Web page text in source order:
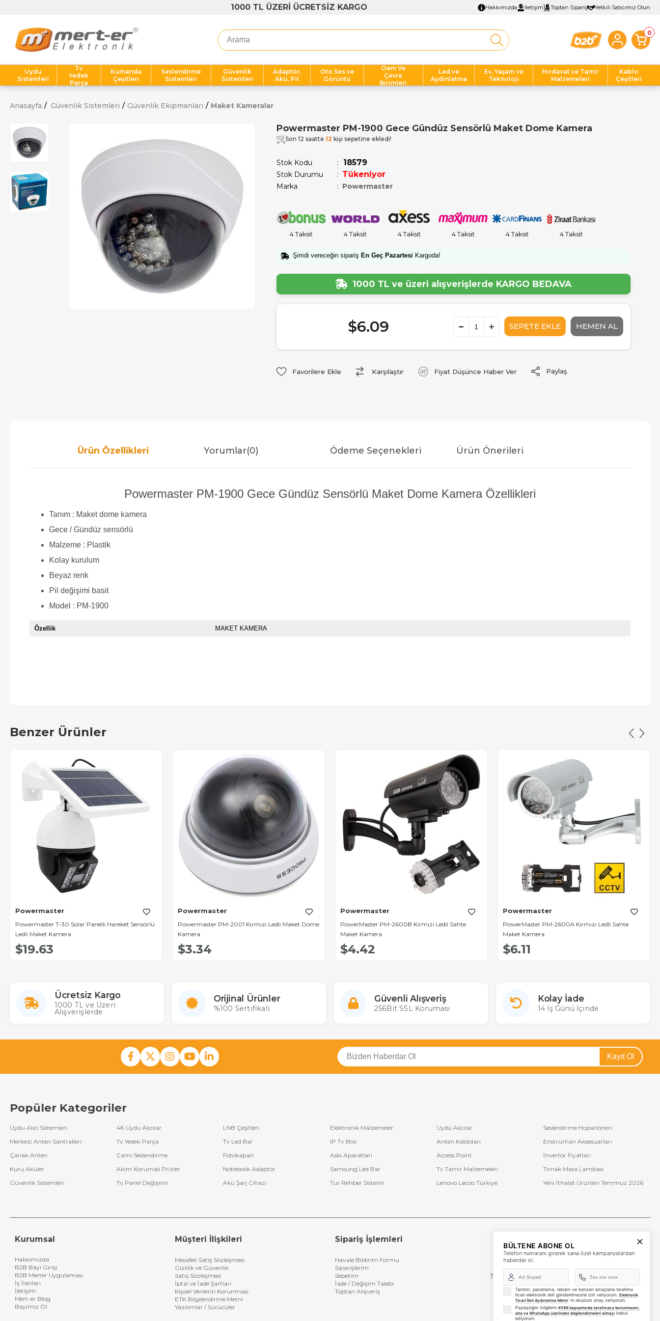
1000 TL ÜZERİ ÜCRETSİZ KARGO Hakkımızda İletişim Toptan Sipariş Yetkili Satıcımız Olun
0
Uydu
Sistemleri
Tv
Yedek
Parça
Kumanda
Çeşitleri
Seslendirme
Sistemleri
Güvenlik
Sistemleri
Adaptör,
Akü, Pil
Oto Ses ve
Görüntü
Oem Ve
Çevre
Birimleri
Led ve
Aydınlatma
Ev, Yaşam ve
Teknoloji
Hırdavat ve Tamir
Malzemeleri
Kablo
Çeşitleri
Anasayfa Güvenlik Sistemleri Güvenlik Ekipmanları Maket Kameralar
Powermaster PM-1900 Gece Gündüz Sensörlü Maket Dome Kamera
Son 12 saatte 12 kişi sepetine ekledi!
Stok Kodu 18579
Stok Durumu : Tükeniyor
Marka : Powermaster
4 Taksit 4 Taksit 4 Taksit 4 Taksit 4 Taksit 4 Taksit
Şimdi vereceğin sipariş En Geç Pazartesi Kargoda!
1000 TL ve üzeri alışverişlerde KARGO BEDAVA
$6.09
Favorilere Ekle Karşılaştır Fiyat Düşünce Haber Ver Paylaş
Ürün Özellikleri Yorumlar(0) Ödeme Seçenekleri Ürün Önerileri
Powermaster PM-1900 Gece Gündüz Sensörlü Maket Dome Kamera Özellikleri
Tanım : Maket dome kamera
Gece / Gündüz sensörlü
Malzeme : Plastik
Kolay kurulum
Beyaz renk
Pil değişimi basit
Model : PM-1900
Özellik MAKET KAMERA
Benzer Ürünler
Powermaster
Powermaster T-30 Solar Panelli Hareket Sensörlü
Ledli Maket Kamera
$19.63
Powermaster
Powermaster PM-2001 Kırmızı Ledli Maket Dome
Kamera
$3.34
Powermaster
PowerMaster PM-2600B Kırmızı Ledli Sahte
Maket Kamera
$4.42
Powermaster
PowerMaster PM-2600A Kırmızı Ledli Sahte
Maket Kamera
$6.11
Ücretsiz Kargo
1000 TL ve Üzeri
Alışverişlerde
Orijinal Ürünler
%100 Sertifikalı
Güvenli Alışveriş
256Bit SSL Koruması
Kolay İade
14 İş Günü İçinde
Kayıt Ol
Popüler Kategoriler
Uydu Alıcı Sistemleri 4K Uydu Alıcılar LNB Çeşitleri Elektronik Malzemeler Uydu Alıcılar
Seslendirme Hoparlörleri
Merkezi Anten Santralleri
Tv Yedek Parça Tv Led Bar IP Tv Box Anten Kabloları
Enstrüman Aksesuarları
Çanak Anten
Cami Seslendirme Fotokapan Askı Aparatları Access Point
İnvertör Fiyatları
Kuru Aküler
Akım Korumalı Prizler Notebook Adaptör Samsung Led Bar Tv Tamir Malzemeleri
Tırnak Masa Lambası
Güvenlik Sistemleri
Tv Panel Değişimi Akü Şarj Cihazı Tur Rehber Sistemi Lenovo Lecoo Türkiye Yeni İthalat Ürünleri Temmuz 2026
Kurumsal
Hakkımızda
B2B Bayi Girişi
B2B Merter Uygulaması
İş İlanları
İletişim
Mert-er Blog
Bayimiz Ol
Müşteri İlişkileri
Mesafeli Satış Sözleşmesi
Gizlilik ve Güvenlik
Satış Sözleşmesi
İptal ve İade Şartları
Kişisel Verilerin Korunması
ETK Bilgilendirme Metni
Yazılımlar / Sürücüler
Sipariş İşlemleri
Havale Bildirim Formu
Siparişlerim
Sepetim
İade / Değişim Talebi
Toptan Alışveriş
+90 (850) 473 08 08
Tevfik Bey Mah. Dr. Ali Demir Cd. No:51 Kat:2 Kobi İş
Merkezi
Küçükçekmece / İstanbul
BÜLTENE ABONE OL
Telefon numaranı girerek sana özel kampanyalardan
haberdar ol.
Tanıtım, pazarlama, reklam ve benzeri amaçlarla tarafıma
ticari elektronik ileti gönderilmesine izin veriyorum. Elektronik
Ticari İleti Aydınlatma Metni 'ni okudum onay veriyorum.
Paylaştığım bilgilerin KVKK kapsamında tarafınızca korunmasını,
sms ve WhatsApp üzerinden bilgilendirmeleri almayı kabul
ediyorum.